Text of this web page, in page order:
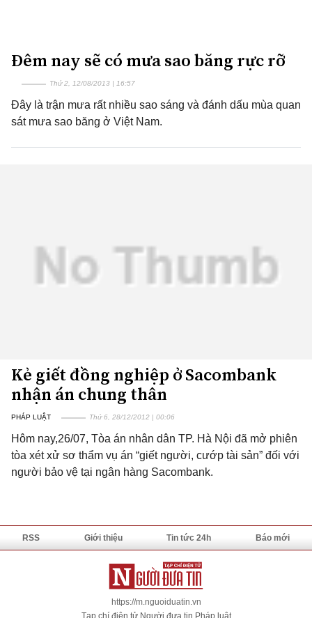
Đêm nay sẽ có mưa sao băng rực rỡ
Thứ 2, 12/08/2013 | 16:57
Đây là trận mưa rất nhiều sao sáng và đánh dấu mùa quan
sát mưa sao băng ở Việt Nam.
Kẻ giết đồng nghiệp ở Sacombank
nhận án chung thân
PHÁP LUẬT Thứ 6, 28/12/2012 | 00:06
Hôm nay,26/07, Tòa án nhân dân TP. Hà Nội đã mở phiên
tòa xét xử sơ thẩm vụ án “giết người, cướp tài sản” đối với
người bảo vệ tại ngân hàng Sacombank.
RSS Giới thiệu Tin tức 24h Báo mới
https://m.nguoiduatin.vn
Tạp chí điện tử Người đưa tin Pháp luật